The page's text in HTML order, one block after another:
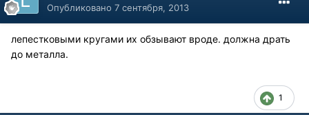
Опубликовано 7 сентября, 2013
лепестковыми кругами их обзывают вроде. должна драть
до металла.
1